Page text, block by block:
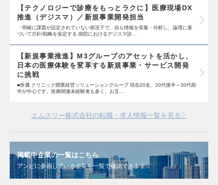
【テクノロジーで診療をもっとラクに】医療現場DX
推進（デジスマ）／新規事業開発担当
・明確に課題が設定されていない状況下で、自ら情報を収集・分析し、論理に基
づいて方針/戦略を策定する 病院におけるデジスマ診…
【新規事業推進】M3グループのアセットを活かし、
日本の医療体験を変革する新規事業・サービス開発
に挑戦
■所属 クリニック開業経営ソリューショングループ 現在20名、20代後半～30代前
半が中心です。医療関連未経験者も多く、お互…
エムスリー株式会社の転職・求人情報一覧を見る
掲載中企業の一覧はこちら
アンビに参画している企業を一覧で確認できます